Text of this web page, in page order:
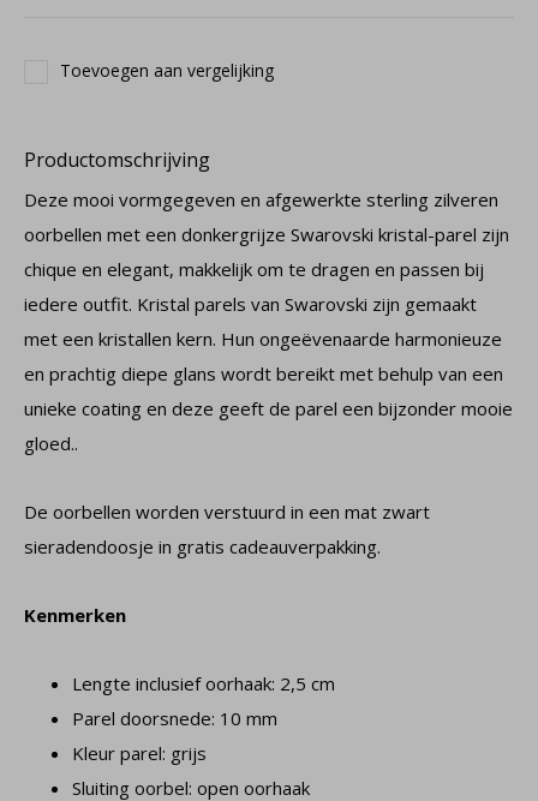
Toevoegen aan vergelijking
Productomschrijving
Deze mooi vormgegeven en afgewerkte sterling zilveren
oorbellen met een donkergrijze Swarovski kristal-parel zijn
chique en elegant, makkelijk om te dragen en passen bij
iedere outfit. Kristal parels van Swarovski zijn gemaakt
met een kristallen kern. Hun ongeëvenaarde harmonieuze
en prachtig diepe glans wordt bereikt met behulp van een
unieke coating en deze geeft de parel een bijzonder mooie
gloed..
De oorbellen worden verstuurd in een mat zwart
sieradendoosje in gratis cadeauverpakking.
Kenmerken
Lengte inclusief oorhaak: 2,5 cm
Parel doorsnede: 10 mm
Kleur parel: grijs
Sluiting oorbel: open oorhaak